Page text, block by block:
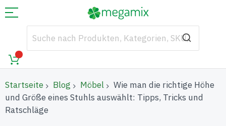
Startseite Blog Möbel
Wie man die richtige Höhe
und Größe eines Stuhls auswählt: Tipps, Tricks und
Ratschläge